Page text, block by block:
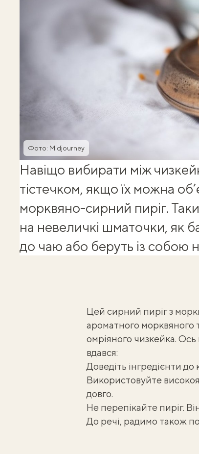
Фото: Midjourney
Навіщо вибирати між
тістечком, якщо їх можна
морквяно-сирний пиріг.
на невеличкі шматочки, як
до чаю або беруть із собою
Цей сирний пиріг з
ароматного морквяного
омріяного чизкейка. Ось
вдався:
Доведіть інгредієнти
Використовуйте
довго.
Не перепікайте пиріг.
До речі, радимо також